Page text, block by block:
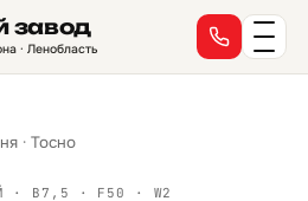
завод
· Ленобласть
· Тосно
· B7,5 · F50 · W2